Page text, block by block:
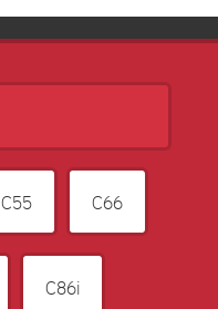
C55 C66
C86i